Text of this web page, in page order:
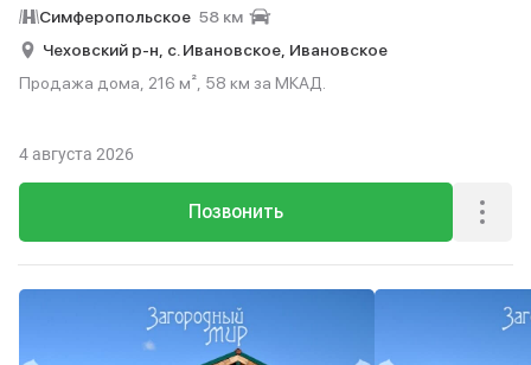
Симферопольское 58 км
Чеховский р-н, с. Ивановское, Ивановское
Продажа дома, 216 м², 58 км за МКАД.
Позвонить
4 августа 2026